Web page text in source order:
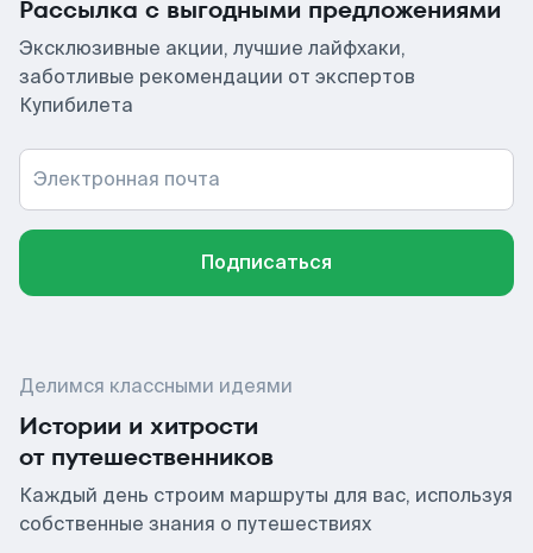
Рассылка с выгодными предложениями
Эксклюзивные акции, лучшие лайфхаки,
заботливые рекомендации от экспертов
Купибилета
Электронная почта
Подписаться
Делимся классными идеями
Истории и хитрости
от путешественников
Каждый день строим маршруты для вас, используя
собственные знания о путешествиях